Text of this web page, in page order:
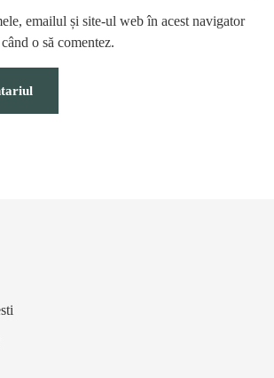
emailul și site-ul web în acest navigator
o să comentez.